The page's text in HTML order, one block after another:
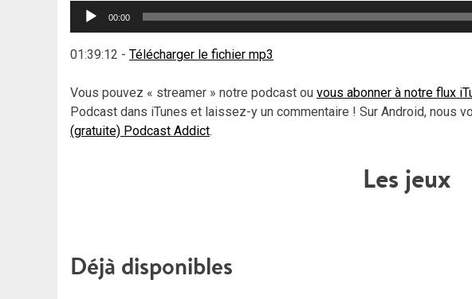
Lecteur
00:00
01:39:12 - Télécharger le fichier mp3
Vous pouvez « streamer » notre podcast ou vous abonner à notre flux
Podcast dans iTunes et laissez-y un commentaire ! Sur Android, nous
(gratuite) Podcast Addict.
Les jeux
Déjà disponibles